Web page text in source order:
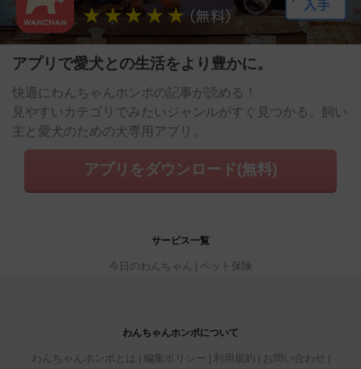
アプリで愛犬との生活をより豊かに。
快適にわんちゃんホンポの記事が読める！
見やすいカテゴリでみたいジャンルがすぐ見つかる。飼い
主と愛犬のための犬専用アプリ。
アプリをダウンロード(無料)
サービス一覧
今日のわんちゃん ペット保険
わんちゃんホンポについて
わんちゃんホンポとは 編集ポリシー 利用規約
お問い合わせ